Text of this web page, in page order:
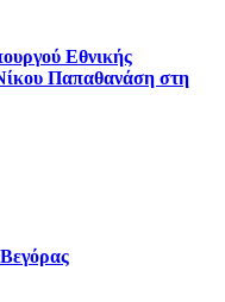
Εθνικής
Παπαθανάση στη